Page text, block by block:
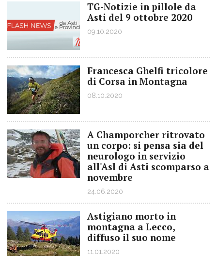
TG-Notizie in pillole da
Asti del 9 ottobre 2020
09.10.2020
Francesca Ghelfi tricolore
di Corsa in Montagna
08.10.2020
A Champorcher ritrovato
un corpo: si pensa sia del
neurologo in servizio
all'Asl di Asti scomparso a
novembre
24.06.2020
Astigiano morto in
montagna a Lecco,
diffuso il suo nome
11.01.2020